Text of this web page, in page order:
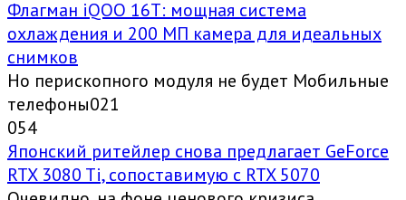
Флагман iQOO 16T: мощная система
охлаждения и 200 МП камера для идеальных
снимков
Но перископного модуля не будет Мобильные
телефоны021
054
Японский ритейлер снова предлагает GeForce
RTX 3080 Ti, сопоставимую с RTX 5070